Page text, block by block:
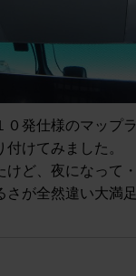
発仕様のマップ
けてみました。
ど、夜になって・
が全然違い大満足